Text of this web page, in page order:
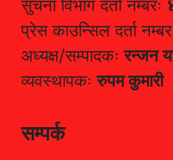
सुचना विभाग दर्ता नम्बरः
प्रेस काउन्सिल दर्ता
अध्यक्ष/सम्पादकःरन्जन
व्यवस्थापकःरुपम कुमारी
सम्पर्क